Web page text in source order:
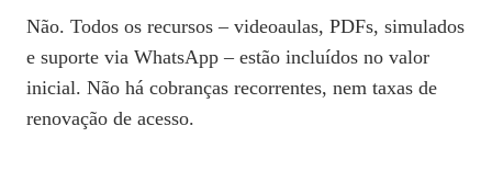
Não. Todos os recursos – videoaulas, PDFs, simulados
e suporte via WhatsApp – estão incluídos no valor
inicial. Não há cobranças recorrentes, nem taxas de
renovação de acesso.